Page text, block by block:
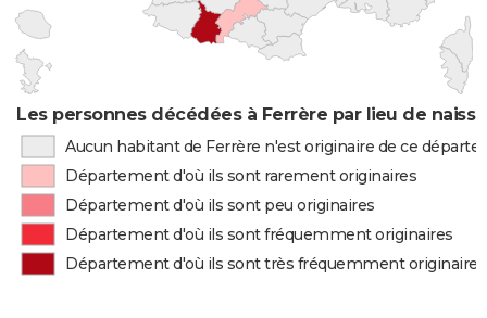
Les personnes décédées à Ferrère par lieu de
Aucun habitant de Ferrère n'est originaire de ce
Département d'où ils sont rarement originaires
Département d'où ils sont peu originaires
Département d'où ils sont fréquemment originaires
Département d'où ils sont très fréquemment originaires